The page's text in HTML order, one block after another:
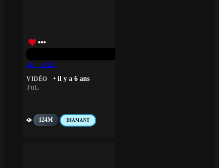
Jul – Italia
VIDÉO • il y a 6 ans
JuL
124M DIAMANT